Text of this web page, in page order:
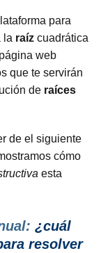
para
la raíz cuadrática
web
que te servirán
de raíces
de el siguiente
cómo
esta
¿cuál
resolver